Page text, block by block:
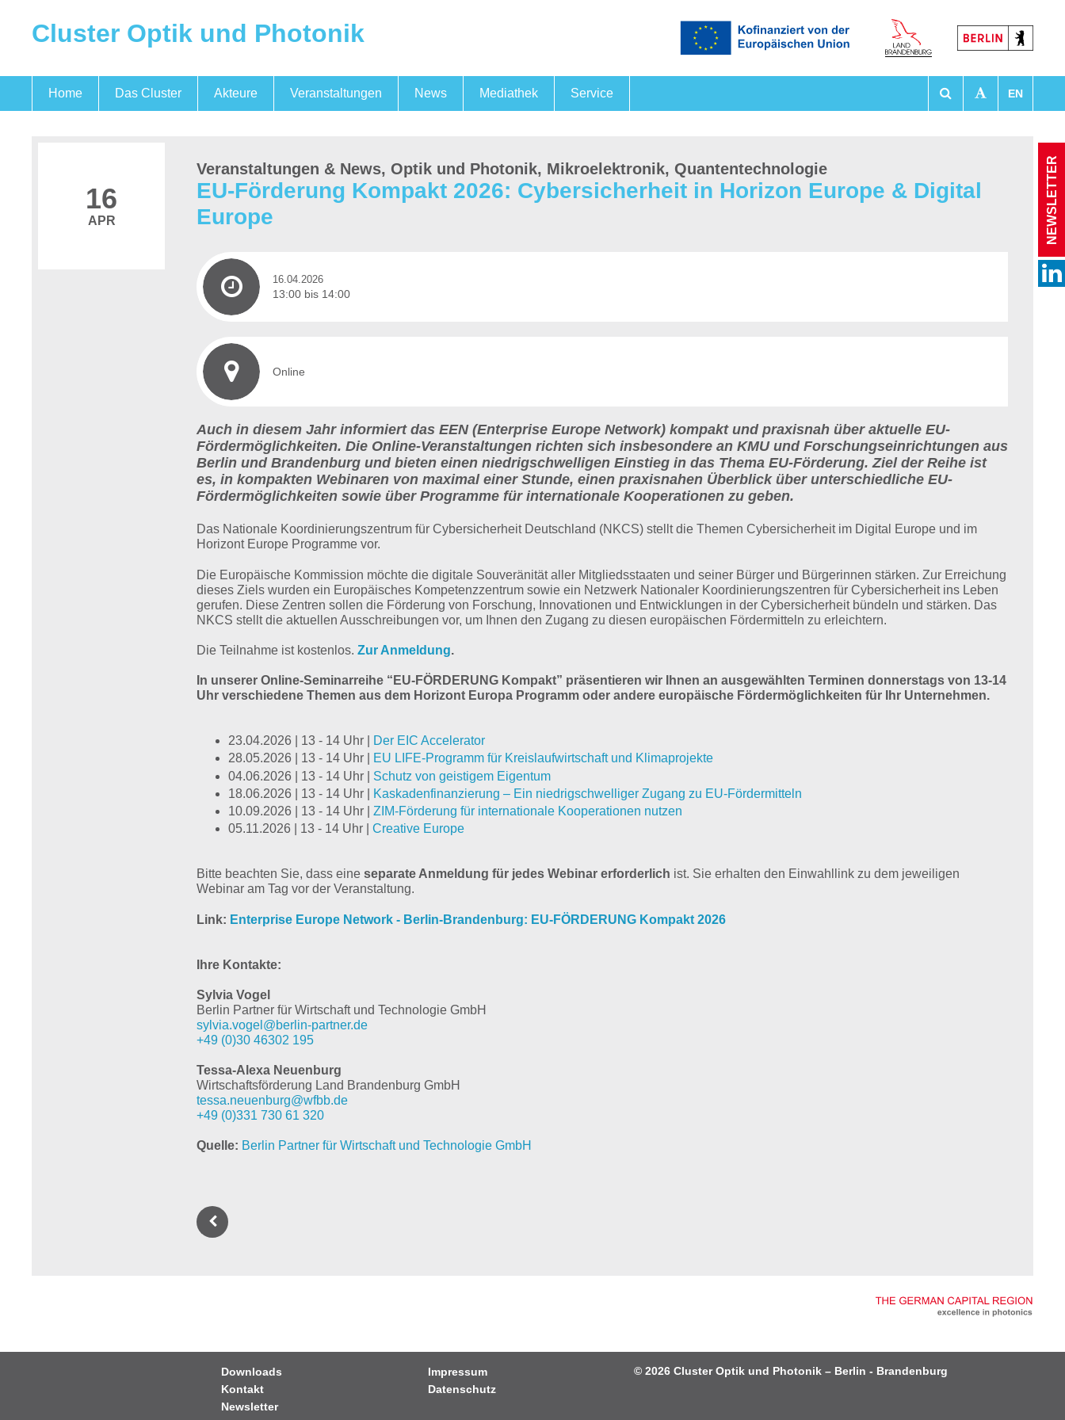
Cluster Optik und Photonik
EN
Home Das Cluster Akteure Veranstaltungen News Mediathek Service
16
APR
Veranstaltungen & News, Optik und Photonik, Mikroelektronik, Quantentechnologie
EU-Förderung Kompakt 2026: Cybersicherheit in Horizon Europe & Digital
Europe
16.04.2026
13:00 bis 14:00
Online
Auch in diesem Jahr informiert das EEN (Enterprise Europe Network) kompakt und praxisnah über aktuelle EU-
Fördermöglichkeiten. Die Online-Veranstaltungen richten sich insbesondere an KMU und Forschungseinrichtungen aus
Berlin und Brandenburg und bieten einen niedrigschwelligen Einstieg in das Thema EU-Förderung. Ziel der Reihe ist
es, in kompakten Webinaren von maximal einer Stunde, einen praxisnahen Überblick über unterschiedliche EU-
Fördermöglichkeiten sowie über Programme für internationale Kooperationen zu geben.
Das Nationale Koordinierungszentrum für Cybersicherheit Deutschland (NKCS) stellt die Themen Cybersicherheit im Digital Europe und im
Horizont Europe Programme vor.
Die Europäische Kommission möchte die digitale Souveränität aller Mitgliedsstaaten und seiner Bürger und Bürgerinnen stärken. Zur Erreichung
dieses Ziels wurden ein Europäisches Kompetenzzentrum sowie ein Netzwerk Nationaler Koordinierungszentren für Cybersicherheit ins Leben
gerufen. Diese Zentren sollen die Förderung von Forschung, Innovationen und Entwicklungen in der Cybersicherheit bündeln und stärken. Das
NKCS stellt die aktuellen Ausschreibungen vor, um Ihnen den Zugang zu diesen europäischen Fördermitteln zu erleichtern.
Die Teilnahme ist kostenlos. Zur Anmeldung.
In unserer Online-Seminarreihe “EU-FÖRDERUNG Kompakt” präsentieren wir Ihnen an ausgewählten Terminen donnerstags von 13-14
Uhr verschiedene Themen aus dem Horizont Europa Programm oder andere europäische Fördermöglichkeiten für Ihr Unternehmen.
23.04.2026 | 13 - 14 Uhr |
Der EIC Accelerator
28.05.2026 | 13 - 14 Uhr |
EU LIFE-Programm für Kreislaufwirtschaft und Klimaprojekte
04.06.2026 | 13 - 14 Uhr | Schutz von geistigem Eigentum
18.06.2026 | 13 - 14 Uhr |
Kaskadenfinanzierung – Ein niedrigschwelliger Zugang zu EU-Fördermitteln
10.09.2026 | 13 - 14 Uhr | ZIM-Förderung für internationale Kooperationen nutzen
05.11.2026 | 13 - 14 Uhr | Creative Europe
Bitte beachten Sie, dass eine separate Anmeldung für jedes Webinar erforderlich ist. Sie erhalten den Einwahllink zu dem jeweiligen
Webinar am Tag vor der Veranstaltung.
Link: Enterprise Europe Network - Berlin-Brandenburg: EU-FÖRDERUNG Kompakt 2026
Ihre Kontakte:
Sylvia Vogel
Berlin Partner für Wirtschaft und Technologie GmbH
sylvia.vogel@berlin-partner.de
+49 (0)30 46302 195
Tessa-Alexa Neuenburg
Wirtschaftsförderung Land Brandenburg GmbH
tessa.neuenburg@wfbb.de
+49 (0)331 730 61 320
Quelle Berlin Partner für Wirtschaft und Technologie GmbH
NEWSLETTER
Downloads
Kontakt
Newsletter
Impressum
Datenschutz
© 2026 Cluster Optik und Photonik – Berlin - Brandenburg